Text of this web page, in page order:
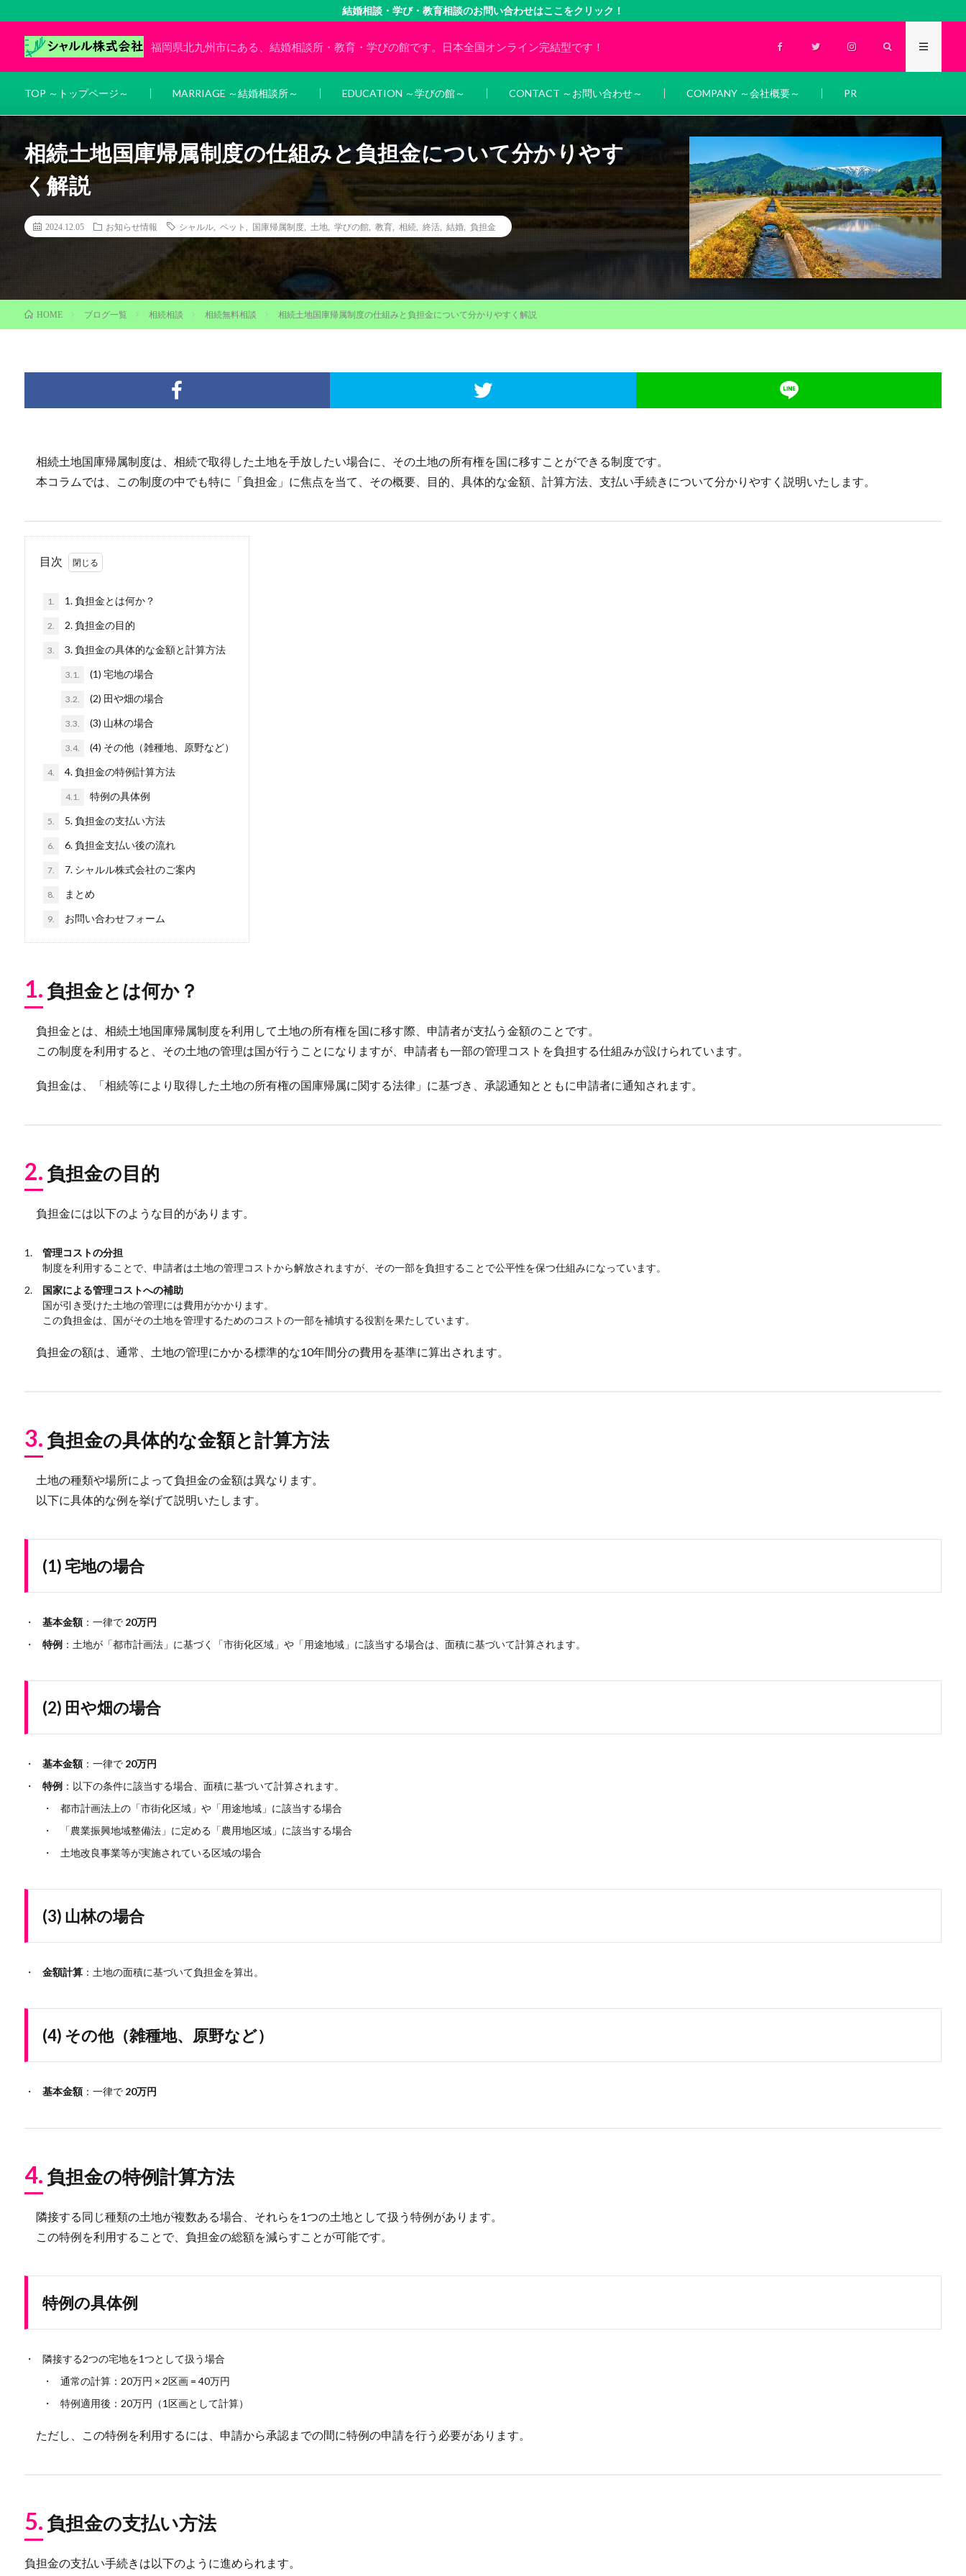
結婚相談・学び・教育相談のお問い合わせはここをクリック！
福岡県北九州市にある、結婚相談所・教育・学びの館です。日本全国オンライン完結型です！
TOP ～トップページ～ MARRIAGE ～結婚相談所～ EDUCATION ～学びの館～ CONTACT ～お問い合わせ～ COMPANY ～会社概要～ PR
相続土地国庫帰属制度の仕組みと負担金について分かりやす
く解説
2024.12.05 お知らせ情報 シャルル, ペット 国庫帰属制度, 土地 学びの館, 教育, 相続, 終活, 結婚, 負担金
HOME ブログ一覧 相続相談 相続無料相談 相続土地国庫帰属制度の仕組みと負担金について分かりやすく解説
相続土地国庫帰属制度は、相続で取得した土地を手放したい場合に、その土地の所有権を国に移すことができる制度です。
本コラムでは、この制度の中でも特に「負担金」に焦点を当て、その概要、目的、具体的な金額、計算方法、支払い手続きについて分かりやすく説明いたします。
目次
1. 1. 負担金とは何か？
2. 2. 負担金の目的
3. 3. 負担金の具体的な金額と計算方法
3.1. (1) 宅地の場合
3.2. (2) 田や畑の場合
3.3. (3) 山林の場合
3.4. (4) その他（雑種地、原野など）
4. 4. 負担金の特例計算方法
4.1. 特例の具体例
5. 5. 負担金の支払い方法
6. 6. 負担金支払い後の流れ
7. 7. シャルル株式会社のご案内
8. まとめ
9. お問い合わせフォーム
1. 負担金とは何か？
負担金とは、相続土地国庫帰属制度を利用して土地の所有権を国に移す際、申請者が支払う金額のことです。
この制度を利用すると、その土地の管理は国が行うことになりますが、申請者も一部の管理コストを負担する仕組みが設けられています。
負担金は、「相続等により取得した土地の所有権の国庫帰属に関する法律」に基づき、承認通知とともに申請者に通知されます。
2. 負担金の目的
負担金には以下のような目的があります。
管理コストの分担
制度を利用することで、申請者は土地の管理コストから解放されますが、その一部を負担することで公平性を保つ仕組みになっています。
国家による管理コストへの補助
国が引き受けた土地の管理には費用がかかります。
この負担金は、国がその土地を管理するためのコストの一部を補填する役割を果たしています。
負担金の額は、通常、土地の管理にかかる標準的な10年間分の費用を基準に算出されます。
3. 負担金の具体的な金額と計算方法
土地の種類や場所によって負担金の金額は異なります。
以下に具体的な例を挙げて説明いたします。
(1) 宅地の場合
基本金額：一律で 20万円
特例 ：土地が「都市計画法」に基づく「市街化区域」や「用途地域」に該当する場合は、面積に基づいて計算されます。
(2) 田や畑の場合
基本金額：一律で 20万円
特例 ：以下の条件に該当する場合、面積に基づいて計算されます。
都市計画法上の「市街化区域」や「用途地域」に該当する場合
「農業振興地域整備法」に定める「農用地区域」に該当する場合
土地改良事業等が実施されている区域の場合
(3) 山林の場合
金額計算：土地の面積に基づいて負担金を算出。
(4) その他（雑種地、原野など）
基本金額：一律で 20万円
4. 負担金の特例計算方法
隣接する同じ種類の土地が複数ある場合、それらを1つの土地として扱う特例があります。
この特例を利用することで、負担金の総額を減らすことが可能です。
特例の具体例
隣接する2つの宅地を1つとして扱う場合
通常の計算：20万円 × 2区画 = 40万円
特例適用後：20万円（1区画として計算）
ただし、この特例を利用するには、申請から承認までの間に特例の申請を行う必要があります。
5. 負担金の支払い方法
負担金の支払い手続きは以下のように進められます。